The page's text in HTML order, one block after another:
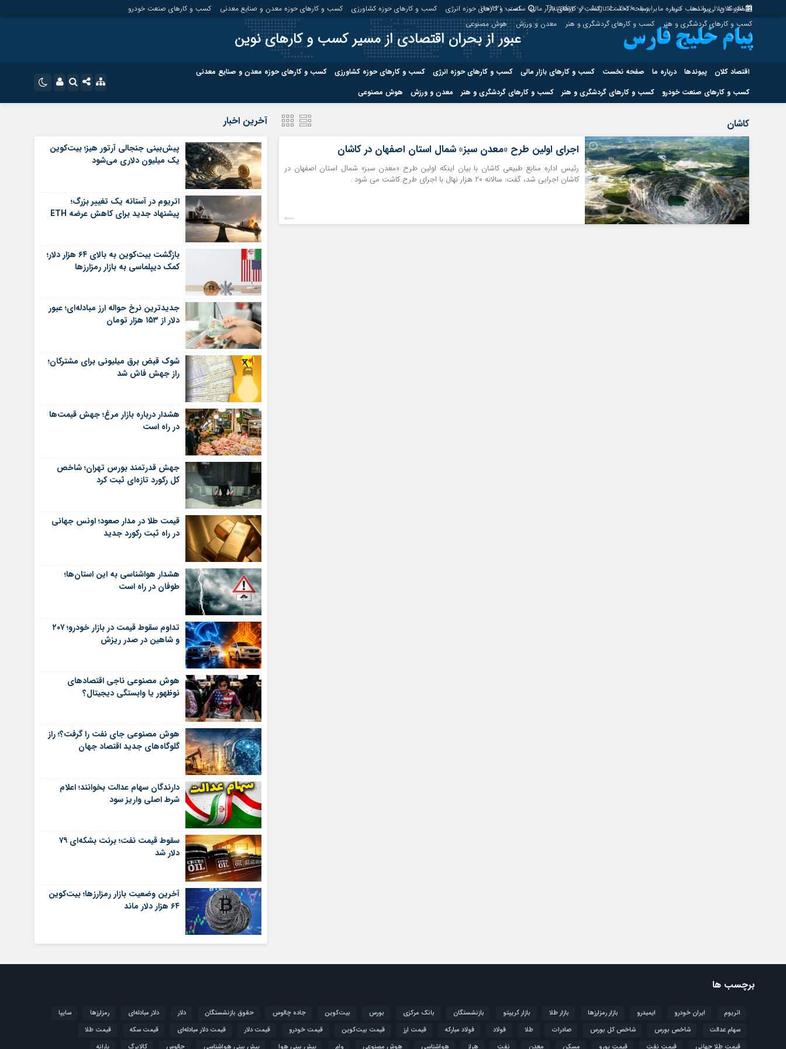
افزونه جلالی را نصب کنید. برابر با : Thursday - 6 - August - 2026 ساعت :11:07:21 اقتصاد کلان پیوندها درباره ما صفحه نخست کسب و کارهای بازار مالی کسب و کارهای حوزه انرژی کسب و کارهای حوزه کشاورزی کسب و کارهای حوزه معدن و صنایع معدنی
کسب و کارهای صنعت خودرو
کسب و کارهای گردشگری و هنر
کسب و کارهای گردشگری و هنر معدن و ورزش هوش مصنوعی
عبور از بحران اقتصادی از مسیر کسب و کارهای نوین
اقتصاد کلان پیوندها درباره ما صفحه نخست کسب و کارهای بازار مالی کسب و کارهای حوزه انرژی کسب و کارهای حوزه کشاورزی
کسب و کارهای حوزه معدن و صنایع معدنی
کسب و کارهای صنعت خودرو
کسب و کارهای گردشگری و هنر کسب و کارهای گردشگری و هنر معدن و ورزش هوش مصنوعی
سروش
آپارات
رمز عبور
مرا به خاطر بسپار
صفحه نخست
کسب و کارهای حوزه انرژی کسب و کارهای حوزه کشاورزی کسب و کارهای حوزه معدن و
صنایع معدنی
کسب و کارهای صنعت خودرو کسب و کارهای گردشگری و هنر
کسب و کارهای گردشگری و هنر
هوش مصنوعی
کاشان
اجرای اولین طرح «معدن سبز» شمال استان اصفهان در کاشان
رئیس اداره منابع طبیعی کاشان با بیان اینکه اولین طرح «معدن سبز» شمال استان اصفهان در
کاشان اجرایی شد، گفت: سالانه ۲۰ هزار نهال با اجرای طرح کاشت می شود .
آخرین اخبار
پیش‌بینی جنجالی آرتور هیز؛ بیت‌کوین
یک میلیون دلاری می‌شود
اتریوم در آستانه یک تغییر بزرگ؛
پیشنهاد جدید برای کاهش عرضه ETH
بازگشت بیت‌کوین به بالای ۶۴ هزار دلار؛
کمک دیپلماسی به بازار رمزارزها
جدیدترین نرخ حواله ارز مبادله‌ای؛ عبور
دلار از ۱۵۳ هزار تومان
شوک قبض برق میلیونی برای مشترکان؛
راز جهش فاش شد
هشدار درباره بازار مرغ؛ جهش قیمت‌ها
در راه است
جهش قدرتمند بورس تهران؛ شاخص
کل رکورد تازه‌ای ثبت کرد
قیمت طلا در مدار صعود؛ اونس جهانی
در راه ثبت رکورد جدید
هشدار هواشناسی به این استان‌ها؛
طوفان در راه است
تداوم سقوط قیمت در بازار خودرو؛ ۲۰۷
و شاهین در صدر ریزش
هوش مصنوعی ناجی اقتصادهای
نوظهور یا وابستگی دیجیتال؟
هوش مصنوعی جای نفت را گرفت؟؛ راز
گلوگاه‌های جدید اقتصاد جهان
دارندگان سهام عدالت بخوانند؛ اعلام
شرط اصلی واریز سود
سقوط قیمت نفت؛ برنت بشکه‌ای ۷۹
دلار شد
آخرین وضعیت بازار رمزارزها؛ بیت‌کوین
۶۴ هزار دلار ماند
برچسب ها
اتریوم ایران خودرو ایمیدرو بازار رمزارزها بازار طلا بازار کریپتو بازنشستگان بانک مرکزی بورس بیت‌کوین جاده چالوس حقوق بازنشستگان دلار دلار مبادله‌ای رمزارزها
سایپا
سهام عدالت
شاخص بورس شاخص کل بورس صادرات طلا فولاد فولاد مبارکه قیمت ارز قیمت بیت‌کوین قیمت خودرو قیمت دلار قیمت دلار مبادله‌ای قیمت سکه
قیمت طلا
قیمت طلا جهانی
قیمت نفت قیمت یورو مسکن معدن نفت هراز هواشناسی هوش مصنوعی وام پیش بینی هوا پیش بینی هواشناسی چالوس کالابرگ یارانه